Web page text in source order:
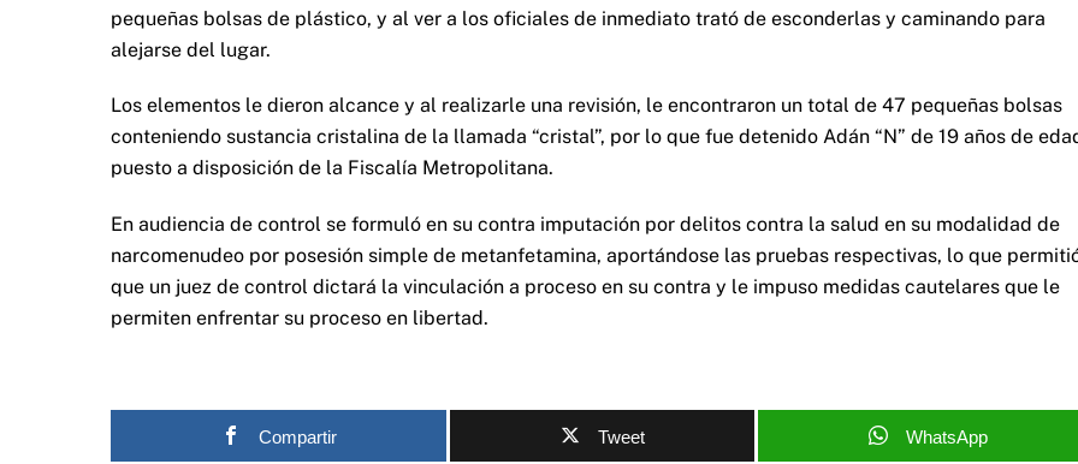
pequeñas bolsas de plástico, y al ver a los oficiales de inmediato trató de esconderlas y caminando para
alejarse del lugar.
Los elementos le dieron alcance y al realizarle una revisión, le encontraron un total de 47 pequeñas bolsas
conteniendo sustancia cristalina de la llamada “cristal”, por lo que fue detenido Adán “N” de 19 años de
puesto a disposición de la Fiscalía Metropolitana.
En audiencia de control se formuló en su contra imputación por delitos contra la salud en su modalidad de
narcomenudeo por posesión simple de metanfetamina, aportándose las pruebas respectivas, lo que
que un juez de control dictará la vinculación a proceso en su contra y le impuso medidas cautelares que le
permiten enfrentar su proceso en libertad.
Compartir Tweet WhatsApp